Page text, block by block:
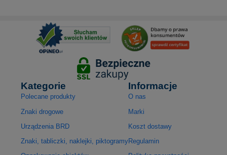
Kategorie
Polecane produkty
Znaki drogowe
Urządzenia BRD
Znaki, tabliczki, naklejki, piktogramy
Informacje
O nas
Marki
Koszt dostawy
Regulamin